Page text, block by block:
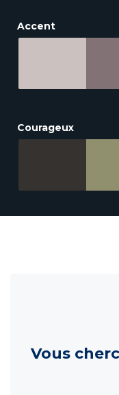
Accent
Courageux
Vous